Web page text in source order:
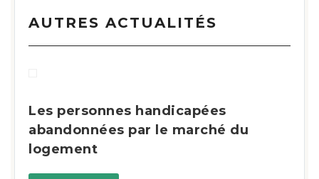
AUTRES ACTUALITÉS
Les personnes handicapées
abandonnées par le marché du
logement